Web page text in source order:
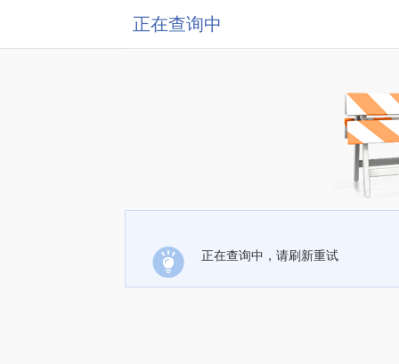
正在查询中
正在查询中，请刷新重试